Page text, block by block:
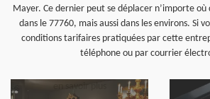
Mayer. Ce dernier peut se déplacer n’importe où
dans le 77760, mais aussi dans les environs. Si
conditions tarifaires pratiquées par cette
téléphone ou par courrier
en savoir plus